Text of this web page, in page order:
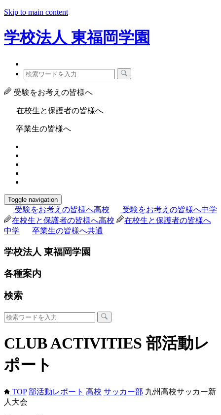
Skip to main content
学校法人 東福岡学園
受験をお考えの皆様へ
在校生と保護者の皆様へ
卒業生の皆様へ
Toggle navigation
受験をお考えの皆様へ高校 受験をお考えの皆様へ中学
在校生と保護者の皆様へ高校
在校生と保護者の皆様へ
中学
卒業生の皆様へ共通
学校法人 東福岡学園
各種案内
検索
CLUB ACTIVITIES 部活動レ
ポート
TOP 部活動レポート 高校 サッカー部 九州高校サッカー新
人大会